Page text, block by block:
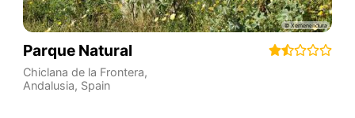
Parque Natural
Chiclana de la Frontera,
Andalusia, Spain